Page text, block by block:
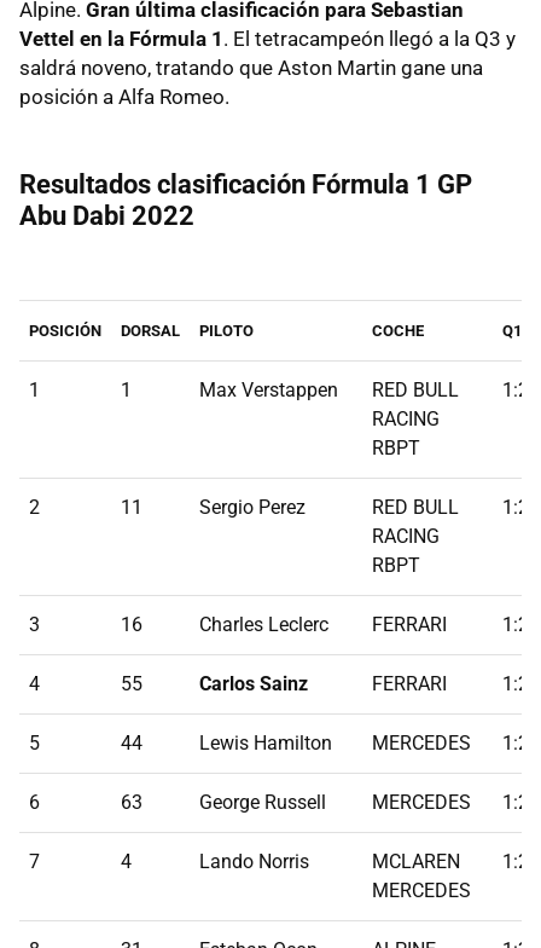
Alpine. Gran última clasificación para Sebastian
Vettel en la Fórmula 1 . El tetracampeón llegó a la Q3 y
saldrá noveno, tratando que Aston Martin gane una
posición a Alfa Romeo.
Resultados clasificación Fórmula 1 GP
Abu Dabi 2022
POSICIÓN DORSAL PILOTO COCHE Q1
1 1 Max Verstappen
RED BULL
RACING
RBPT
2 11 Sergio Perez
RED BULL
RACING
RBPT
3 16 Charles Leclerc FERRARI
4 55 Carlos Sainz FERRARI
5 44 Lewis Hamilton MERCEDES
6 63 George Russell MERCEDES
7 4 Lando Norris
MCLAREN
MERCEDES